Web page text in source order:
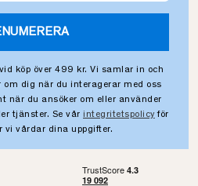
köp över 499 kr. Vi samlar in och
om dig när du interagerar med oss
när du ansöker om eller använder
tjänster. Se vår integritetspolicy för
vi vårdar dina uppgifter.